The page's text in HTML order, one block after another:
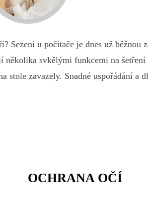
Sezení u počítače je dnes už běžnou
svkělými funkcemi na
zavazely. Snadné uspořádání
OCHRANA OČÍ